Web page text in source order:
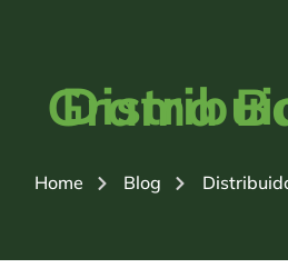
Distribuidor de
Home Blog